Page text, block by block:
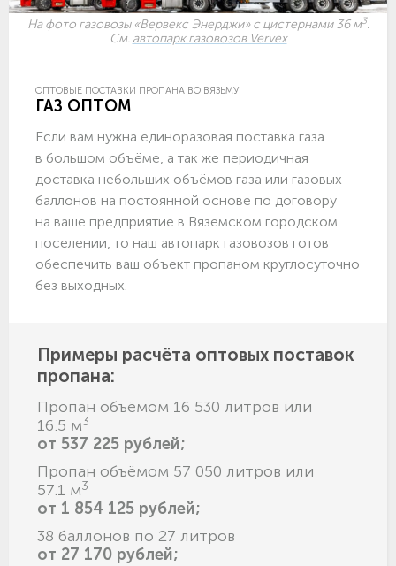
На фото газовозы «Вервекс Энерджи» с цистернами 36 м3.
См. автопарк газовозов Vervex
ОПТОВЫЕ ПОСТАВКИ ПРОПАНА ВО ВЯЗЬМУ
ГАЗ ОПТОМ
Если вам нужна единоразовая поставка газа
в большом объёме, а так же периодичная
доставка небольших объёмов газа или газовых
баллонов на постоянной основе по договору
на ваше предприятие в Вяземском городском
поселении, то наш автопарк газовозов готов
обеспечить ваш объект пропаном круглосуточно
без выходных.
Примеры расчёта оптовых поставок
пропана:
Пропан объёмом 16 530 литров или
16.5 м3
от 537 225 рублей;
Пропан объёмом 57 050 литров или
57.1 м3
от 1 854 125 рублей;
38 баллонов по 27 литров
от 27 170 рублей;